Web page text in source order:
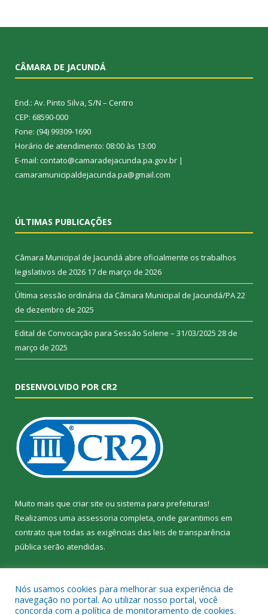
CÂMARA DE JACUNDÁ
End.: Av. Pinto Silva, S/N – Centro
CEP: 68590-000
Fone: (94) 99309-1690
Horário de atendimento: 08:00 às 13:00
E-mail: contato@camaradejacunda.pa.gov.br |
camaramunicipaldejacunda.pa@gmail.com
ÚLTIMAS PUBLICAÇÕES
Câmara Municipal de Jacundá abre oficialmente os trabalhos
legislativos de 2026 17 de março de 2026
Última sessão ordinária da Câmara Municipal de Jacundá/PA22
de dezembro de 2025
Edital de Convocação para Sessão Solene – 31/03/2025 28 de
março de 2025
DESENVOLVIDO POR CR2
Muito mais que criar site ou sistema para prefeituras!
Realizamos uma assessoria completa, onde garantimos em
contrato que todas as exigências das leis de transparência
pública serão atendidas.
Nós usamos cookies para melhorar sua experiência de
navegação no portal. Ao utilizar nosso portal, você
concorda com a política de monitoramento de cookies.